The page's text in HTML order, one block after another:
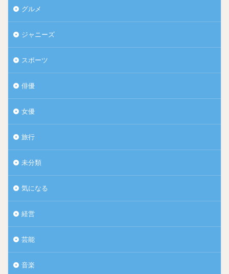
グルメ
ジャニーズ
スポーツ
俳優
女優
旅行
未分類
気になる
経営
芸能
音楽